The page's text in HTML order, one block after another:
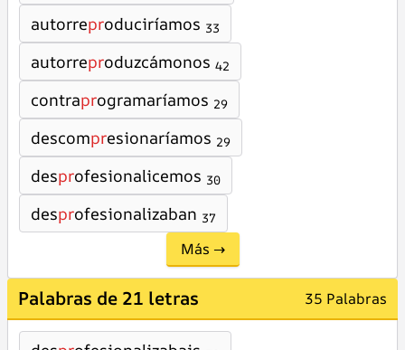
autorreproduciríamos 33
autorreproduzcámonos 42
contraprogramaríamos 29
descompresionaríamos 29
desprofesionalicemos 30
desprofesionalizaban 37
Más →
Palabras de 21 letras 35 Palabras